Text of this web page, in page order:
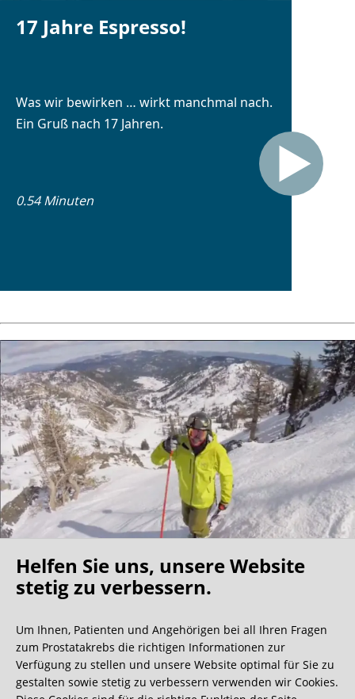
17 Jahre Espresso!
Was wir bewirken … wirkt manchmal nach.
Ein Gruß nach 17 Jahren.
0.54 Minuten
Oh what a ride!
Wir bekommen ja viele tolle Gästebucheinträge,
aber dieser ist doch sehr ungewöhnlich.
Helfen Sie uns, unsere Website
stetig zu verbessern.
Um Ihnen, Patienten und Angehörigen bei all Ihren Fragen
zum Prostatakrebs die richtigen Informationen zur
Verfügung zu stellen und unsere Website optimal für Sie zu
gestalten sowie stetig zu verbessern verwenden wir Cookies.